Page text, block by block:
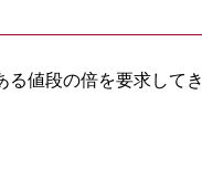
値段の倍を要求してき